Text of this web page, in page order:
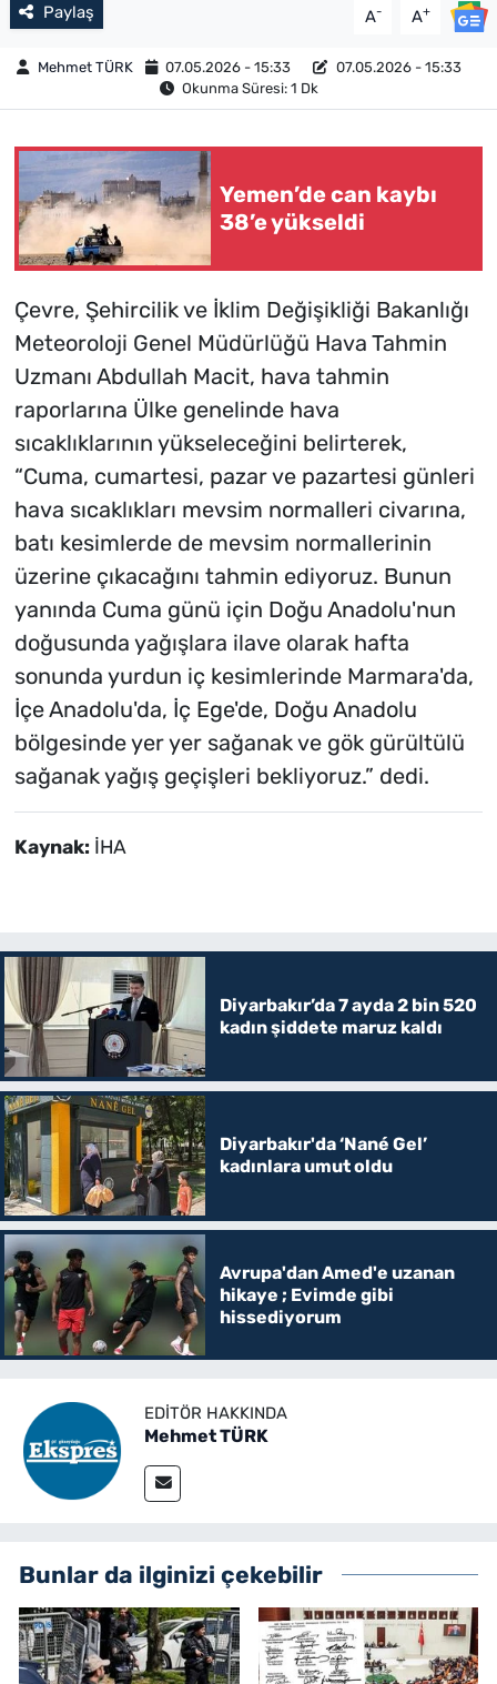
Paylaş A- A+
Mehmet TÜRK 07.05.2026 - 15:33
07.05.2026 - 15:33
Okunma Süresi: 1 Dk
Yemen’de can kaybı
38’e yükseldi
Çevre, Şehircilik ve İklim Değişikliği Bakanlığı
Meteoroloji Genel Müdürlüğü Hava Tahmin
Uzmanı Abdullah Macit, hava tahmin
raporlarına Ülke genelinde hava
sıcaklıklarının yükseleceğini belirterek,
“Cuma, cumartesi, pazar ve pazartesi günleri
hava sıcaklıkları mevsim normalleri civarına,
batı kesimlerde de mevsim normallerinin
üzerine çıkacağını tahmin ediyoruz. Bunun
yanında Cuma günü için Doğu Anadolu'nun
doğusunda yağışlara ilave olarak hafta
sonunda yurdun iç kesimlerinde Marmara'da,
İçe Anadolu'da, İç Ege'de, Doğu Anadolu
bölgesinde yer yer sağanak ve gök gürültülü
sağanak yağış geçişleri bekliyoruz.” dedi.
Kaynak: İHA
Diyarbakır’da 7 ayda 2 bin 520
kadın şiddete maruz kaldı
Diyarbakır'da ‘Nané Gel’
kadınlara umut oldu
Avrupa'dan Amed'e uzanan
hikaye ; Evimde gibi
hissediyorum
EDITÖR HAKKINDA
Mehmet TÜRK
Bunlar da ilginizi çekebilir